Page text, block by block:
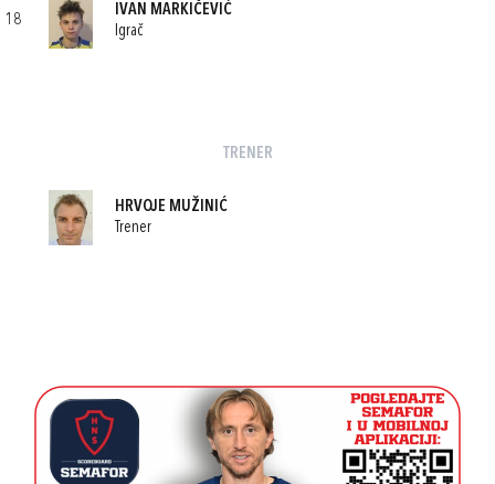
18
IVAN MARKIČEVIĆ
Igrač
TRENER
HRVOJE MUŽINIĆ
Trener